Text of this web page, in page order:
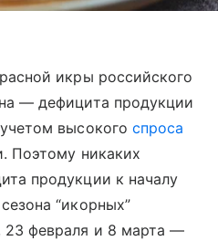
икры российского
— дефицита продукции
высокого спроса
Поэтому никаких
продукции к началу
“икорных”
февраля и 8 марта —